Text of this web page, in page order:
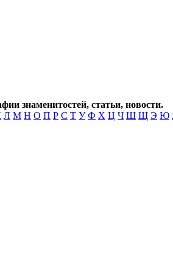
знаменитостей, статьи, новости.
Л М Н О П Р С Т У Ф Х Ц Ч Ш Щ Э Ю